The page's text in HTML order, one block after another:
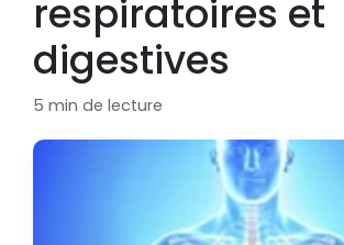
respiratoires et
digestives
5 min de lecture